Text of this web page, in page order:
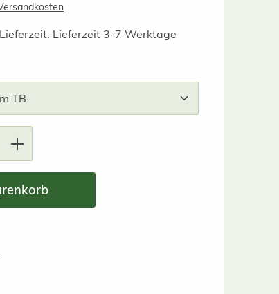
Lieferzeit 3-7 Werktage
Gib den gewünschten Wert ein